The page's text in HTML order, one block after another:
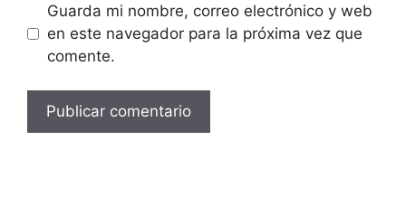
Guarda mi nombre, correo electrónico y web
en este navegador para la próxima vez que
comente.